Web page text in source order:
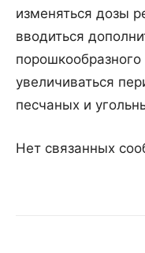
изменяться дозы
вводиться
порошкообразного
увеличиваться
песчаных и
Нет связанных